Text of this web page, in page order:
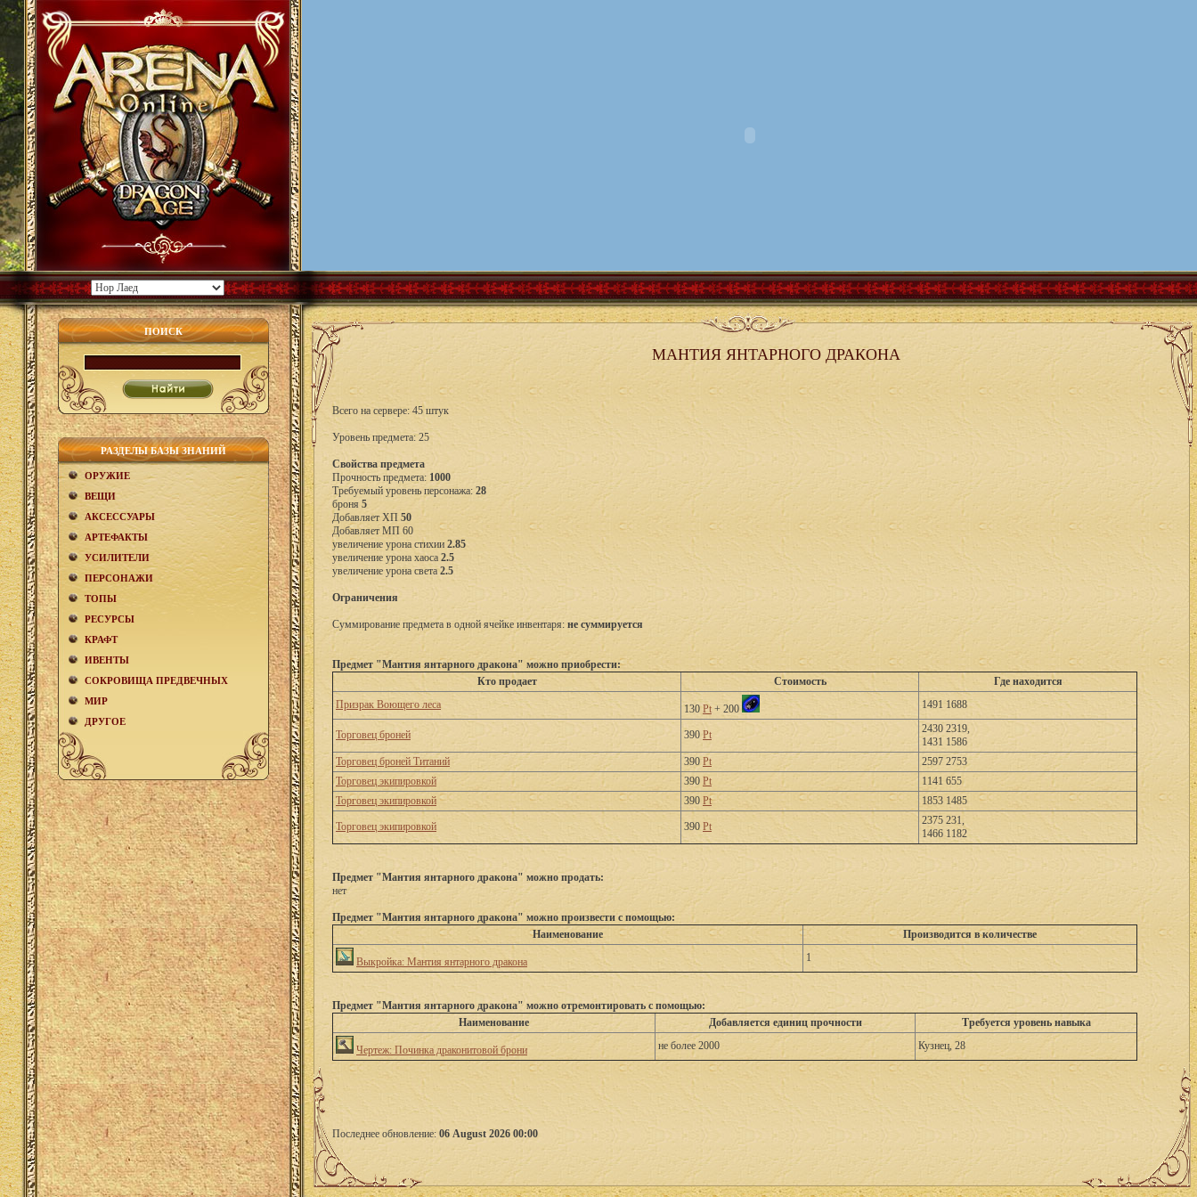
ПОИСК
РАЗДЕЛЫ БАЗЫ ЗНАНИЙ
ОРУЖИЕ
ВЕЩИ
АКCЕСCУАРЫ
АРТЕФАКТЫ
УСИЛИТЕЛИ
ПЕРСОНАЖИ
ТОПЫ
РЕСУРСЫ
КРАФТ
ИВЕНТЫ
СОКРОВИЩА ПРЕДВЕЧНЫХ
МИР
ДРУГОЕ
МАНТИЯ ЯНТАРНОГО ДРАКОНА
Всего на сервере: 45 штук
Уровень предмета: 25
Свойства предмета
Прочность предмета: 1000
Требуемый уровень персонажа: 28
броня 5
Добавляет ХП 50
Добавляет МП 60
увеличение урона стихии 2.85
увеличение урона хаоса 2.5
увеличение урона света2.5
Ограничения
Суммирование предмета в одной ячейке инвентаря: не суммируется
Предмет "Мантия янтарного дракона" можно приобрести:
Кто продает
Стоимость
Где находится
Призрак Воющего леса
130Pt + 200 1491 1688
Торговец броней 390 Pt
2430 2319,
1431 1586
Торговец броней Титаний
390 Pt
2597 2753
Торговец экипировкой
390 Pt
1141 655
Торговец экипировкой
390 Pt 1853 1485
Торговец экипировкой 390 Pt
2375 231,
1466 1182
Предмет "Мантия янтарного дракона" можно продать:
нет
Предмет "Мантия янтарного дракона" можно произвести с помощью:
Наименование
Производится в количестве
Выкройка: Мантия янтарного дракона 1
Предмет "Мантия янтарного дракона" можно отремонтировать с помощью:
Наименование
Добавляется единиц прочности Требуется уровень навыка
Чертеж: Починка драконитовой брони не более 2000 Кузнец, 28
Последнее обновление: 06 August 2026 00:00